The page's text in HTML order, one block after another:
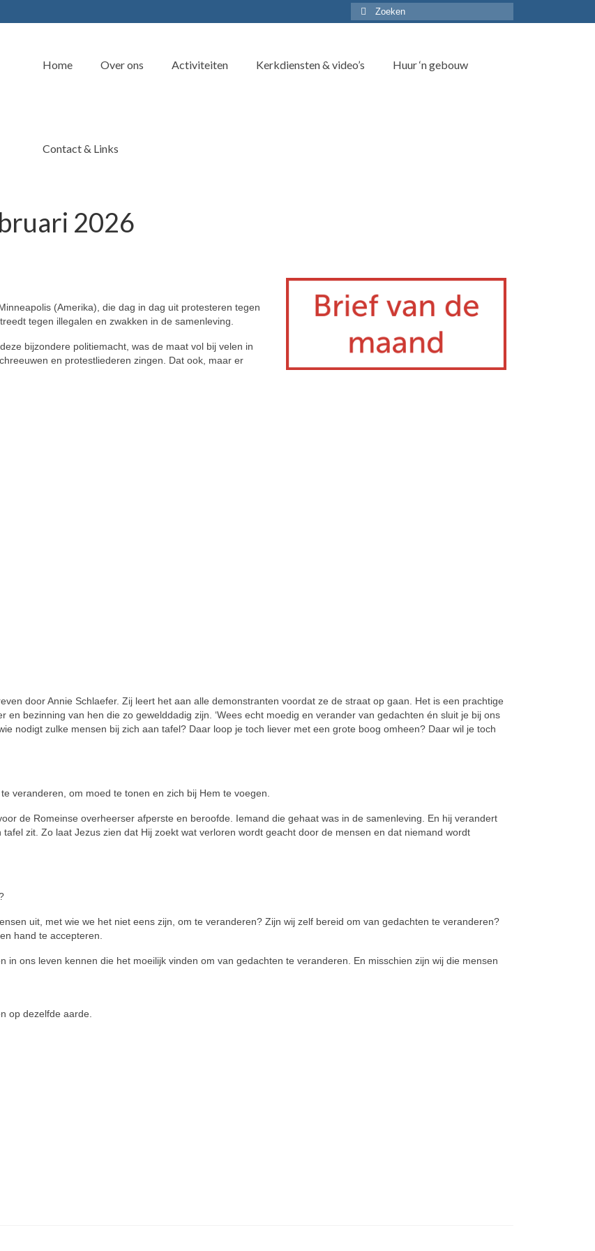
Zoek
naar:
Home Over ons Activiteiten Kerkdiensten & video’s Huur ‘n gebouw
Contact & Links
2026
(Amerika), die dag in dag uit protes­teren tegen
tegen illegalen en zwakken in de samenleving.
bij­zon­dere politiemacht, was de maat vol bij velen in
en protestliederen zin­gen. Dat ook, maar er
door Annie Schlaefer. Zij leert het aan alle demonstranten voordat ze de straat op gaan. Het is een prach­tige
en bezin­ning van hen die zo geweld­da­dig zijn. ‘Wees echt moedig en ver­ander van gedachten én sluit je bij ons
no­digt zulke men­sen bij zich aan tafel? Daar loop je toch liever met een grote boog om­heen? Daar wil je toch
veran­de­ren, om moed te tonen en zich bij Hem te voegen.
de Ro­meinse overheerser afperste en be­roofde. Iemand die gehaat was in de samenleving. En hij verandert
zit. Zo laat Jezus zien dat Hij zoekt wat ver­loren wordt geacht door de mensen en dat nie­mand wordt
uit, met wie we het niet eens zijn, om te veran­deren? Zijn wij zelf be­reid om van ge­dachten te verande­ren?
hand te accepteren.
in ons leven kennen die het moeilijk vin­den om van gedachten te veran­de­ren. En mis­schien zijn wij die mensen
op de­zelfde aarde.